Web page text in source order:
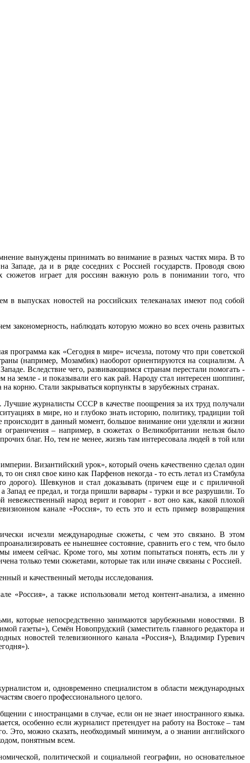
вынуждены принимать во внимание в разных частях мира. В то
Западе, да и в ряде соседних с Россией государств. Проводя свою
сюжетов играет для россиян важную роль в понимании того, что
выпусках новостей на российских телеканалах имеют под собой
закономерность, наблюдать которую можно во всех очень развитых
программа как «Сегодня в мире» исчезла, потому что при советской
(например, Мозамбик) наоборот ориентируются на социализм. А
Вследствие чего, развивающимся странам перестали помогать -
на земле - и показывали его как рай. Народу стал интересен шоппинг,
корню. Стали закрываться корпункты в зарубежных странах.
Лучшие журналисты СССР в качестве поощрения за их труд получали
в мире, но и глубоко знать историю, политику, традиции той
происходит в данный момент, большое внимание они уделяли и жизни
– например, в сюжетах о Великобритании нельзя было
благ. Но, тем не менее, жизнь там интересовала людей в той или
Византийский урок», который очень качественно сделал один
он снял свое кино как Парфенов некогда - то есть летал из Стамбула
дорого). Шевкунов и стал доказывать (причем еще и с приличной
Запад ее предал, и тогда пришли варвары - турки и все разрушили. То
невежественный народ верит и говорит - вот оно как, какой плохой
канале «Россия», то есть это и есть пример возвращения
исчезли международные сюжеты, с чем это связано. В этом
ее нынешнее состояние, сравнить его с тем, что было
имеем сейчас. Кроме того, мы хотим попытаться понять, есть ли у
только теми сюжетами, которые так или иначе связаны с Россией.
и качественный методы исследования.
«Россия», а также использовали метод контент-анализа, а именно
которые непосредственно занимаются зарубежными новостями. В
газеты»), Семён Новопрудский (заместитель главного редактора и
новостей телевизионного канала «Россия»), Владимир Гуревич
и, одновременно специалистом в области международных
своего профессионального целого.
с иностранцами в случае, если он не знает иностранного языка.
особенно если журналист претендует на работу на Востоке – там
Это, можно сказать, необходимый минимум, а о знании английского
понятным всем.
политической и социальной географии, но основательное